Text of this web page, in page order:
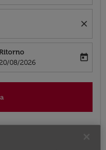
close
label
booking-return-date-aria-label
08/2026
today